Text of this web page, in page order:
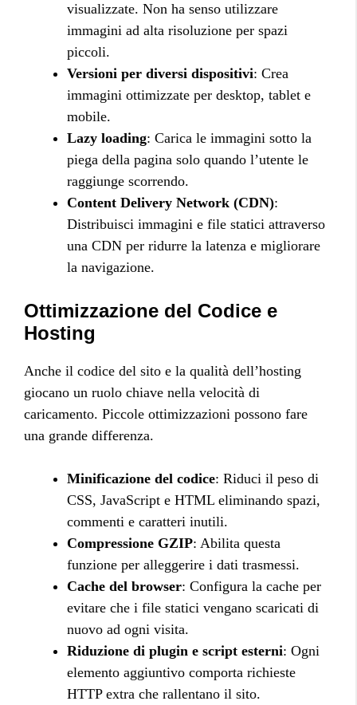
visualizzate. Non ha senso utilizzare
immagini ad alta risoluzione per spazi
piccoli.
Versioni per diversi dispositivi: Crea
immagini ottimizzate per desktop, tablet e
mobile.
Lazy loading: Carica le immagini sotto la
piega della pagina solo quando l’utente le
raggiunge scorrendo.
Content Delivery Network (CDN):
Distribuisci immagini e file statici attraverso
una CDN per ridurre la latenza e migliorare
la navigazione.
Ottimizzazione del Codice e
Hosting
Anche il codice del sito e la qualità dell’hosting
giocano un ruolo chiave nella velocità di
caricamento. Piccole ottimizzazioni possono fare
una grande differenza.
Minificazione del codice: Riduci il peso di
CSS, JavaScript e HTML eliminando spazi,
commenti e caratteri inutili.
Compressione GZIP: Abilita questa
funzione per alleggerire i dati trasmessi.
Cache del browser: Configura la cache per
evitare che i file statici vengano scaricati di
nuovo ad ogni visita.
Riduzione di plugin e script esterni: Ogni
elemento aggiuntivo comporta richieste
HTTP extra che rallentano il sito.